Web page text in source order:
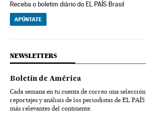
Receba o boletim diário do EL PAÍS Brasil
APÚNTATE
NEWSLETTERS
Boletín de América
Cada semana en tu cuenta de correo una
reportajes y análisis de los periodistas de EL
más relevantes del continente.